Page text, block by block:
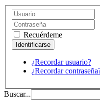
Recuérdeme
¿Recordar usuario?
¿Recordar
Buscar...